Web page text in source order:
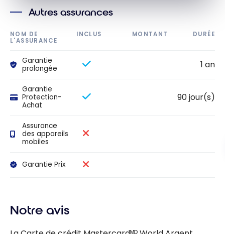
Autres assurances
NOM DE
L'ASSURANCE
INCLUS MONTANT DURÉE
Garantie
prolongée
1 an
Garantie
Protection-
Achat
90 jour(s)
Assurance
des appareils
mobiles
Garantie Prix
Notre avis